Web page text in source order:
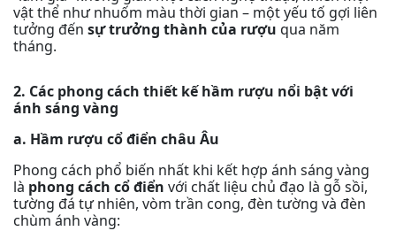
vật thể như nhuốm màu thời gian – một yếu tố gợi liên
tưởng đến sự trưởng thành của rượu qua năm
tháng.
2. Các phong cách thiết kế hầm rượu nổi bật với
ánh sáng vàng
a. Hầm rượu cổ điển châu Âu
Phong cách phổ biến nhất khi kết hợp ánh sáng vàng
là phong cách cổ điển với chất liệu chủ đạo là gỗ sồi,
tường đá tự nhiên, vòm trần cong, đèn tường và đèn
chùm ánh vàng: